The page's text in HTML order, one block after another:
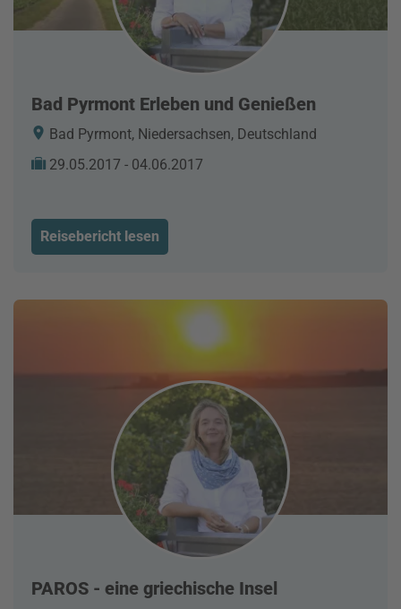
Bad Pyrmont Erleben und Genießen
Bad Pyrmont, Niedersachsen, Deutschland
29.05.2017 - 04.06.2017
Reisebericht lesen
PAROS - eine griechische Insel